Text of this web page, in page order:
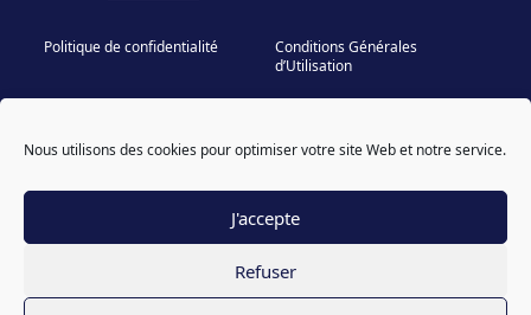
Nous utilisons des cookies pour optimiser votre site Web et notre service.
J'accepte
Refuser
Politique de confidentialité
Conditions Générales
d’Utilisation
© Vos Agences 2026
designed & coded by
powered by sweepbright